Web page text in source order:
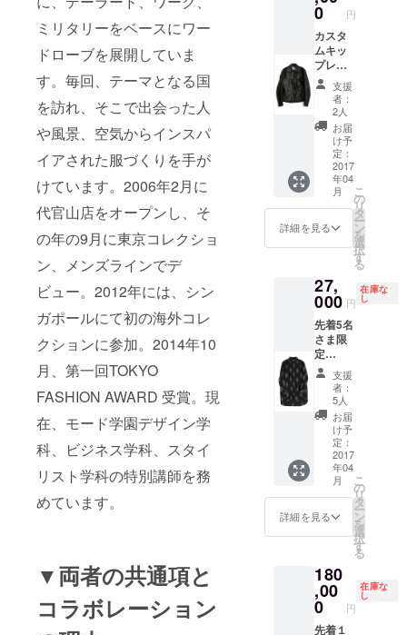
ミリタリーをベースにワー
ドローブを展開していま
す。毎回、テーマとなる国
を訪れ、そこで出会った人
や風景、空気からインスパ
イアされた服づくりを手が
けています。2006年2月に
代官山店をオープンし、そ
の年の9月に東京コレクショ
ン、メンズラインでデ
ビュー。2012年には、シン
ガポールにて初の海外コレ
クションに参加。2014年10
月、第一回TOKYO
FASHION AWARD 受賞。現
在、モード学園デザイン学
科、ビジネス学科、スタイ
リスト学科の特別講師を務
めています。
▼両者の共通項と
コラボレーション
0 円
カスタ
ムキッ
プレ
ザー ダ
ブルラ
イダー
スジャ
ケット
(税込
み・送
料込み)
サイズ
はS・
M・Lか
らお選
びいた
す。
支援
者：
2人
お届
け予
定：
2017
年04
月
詳細を見る
こ
の
リ
タ
ー
ン
を
選
択
す
る
27,
000 円
在庫な
し
先着5名
さま限
定
10%OF
F ロン
グレ
ギュ
ラーカ
ラー
シャツ
(税込
み・送
料込み)
サイズ
はS・
M・Lか
びいた
だけま
す。
支援
者：
5人
お届
け予
定：
2017
年04
月
詳細を見る
こ
の
リ
タ
ー
ン
を
選
択
す
る
180
,00
0 円
在庫な
し
先着１